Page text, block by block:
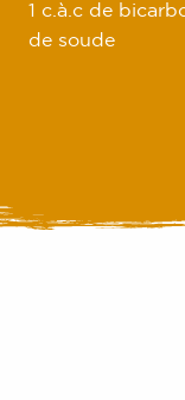
1 c.à.c de
de soude